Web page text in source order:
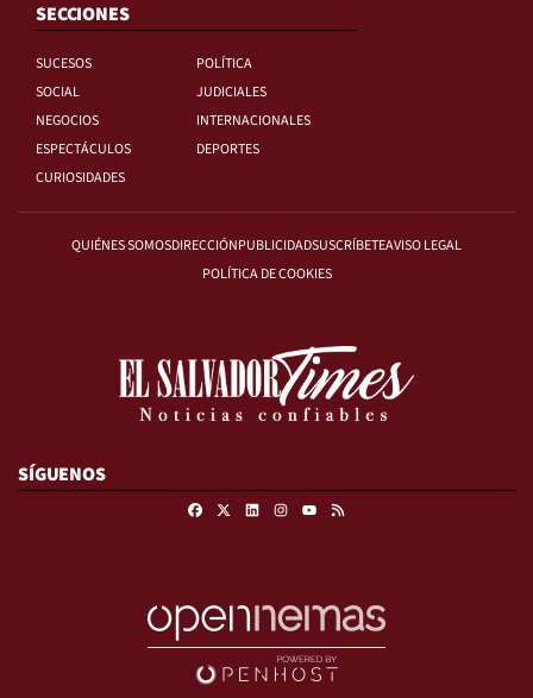
SECCIONES
SUCESOS
POLÍTICA
SOCIAL
JUDICIALES
NEGOCIOS
INTERNACIONALES
ESPECTÁCULOS
DEPORTES
CURIOSIDADES
QUIÉNES SOMOSDIRECCIÓNPUBLICIDADSUSCRÍBETEAVISO LEGAL
POLÍTICA DE COOKIES
SÍGUENOS
FacebookLinkedinInstagram